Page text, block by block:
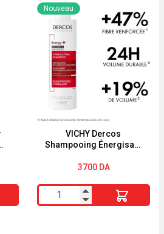
VICHY Dercos
Shampooing Énergisant
Nouveau
3700 DA
quantité
de